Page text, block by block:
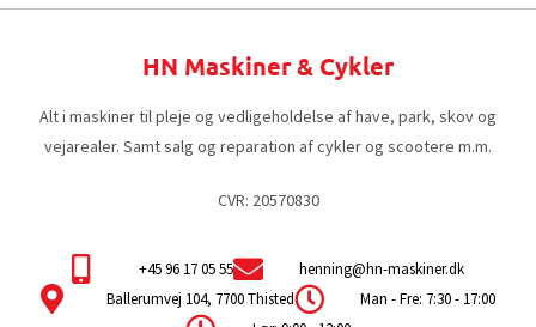
HN Maskiner & Cykler
Alt i maskiner til pleje og vedligeholdelse af have, park, skov og
vejarealer. Samt salg og reparation af cykler og scootere m.m.
CVR: 20570830
+45 96 17 05 55
henning@hn-maskiner.dk
Ballerumvej 104, 7700 Thisted
Man - Fre: 7:30 - 17:00